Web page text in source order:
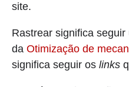
site.
Rastrear significa
da Otimização de
significa seguir os links